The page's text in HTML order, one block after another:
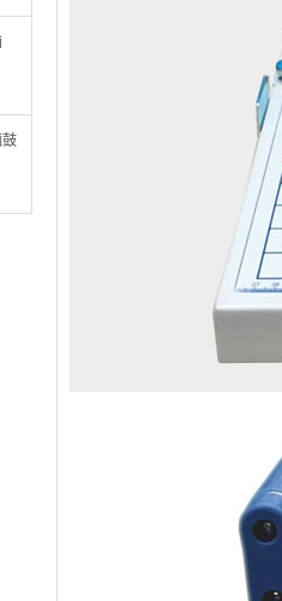
1022/3015/3020/3030/050/3050z/